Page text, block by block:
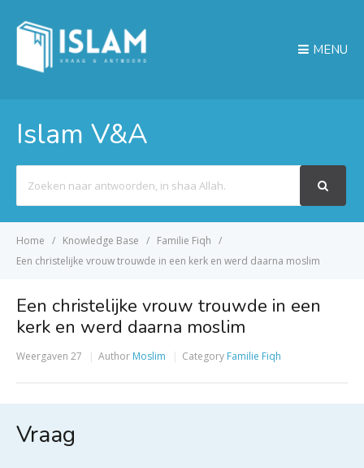
MENU
Islam V&A
For
Home Knowledge Base
Familie Fiqh
Een christelijke vrouw trouwde in een kerk en werd daarna moslim
Een christelijke vrouw trouwde in een
kerk en werd daarna moslim
Weergaven 27 Author Moslim Category Familie Fiqh
Vraag